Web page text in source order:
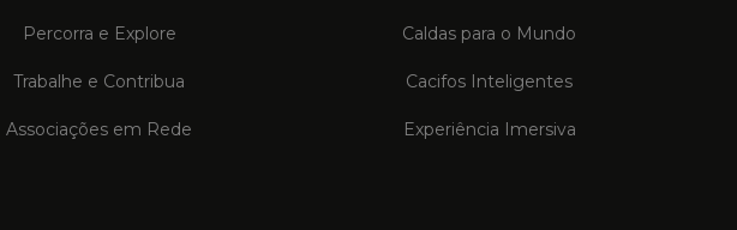
Percorra e Explore
Trabalhe e Contribua
Associações em Rede
Caldas para o Mundo
Cacifos Inteligentes
Experiência Imersiva